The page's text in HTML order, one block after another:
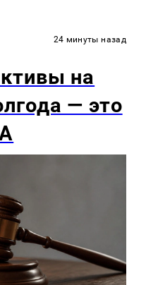
24 минуты назад
на
— это